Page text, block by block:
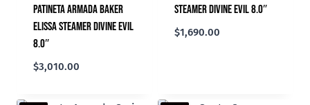
Patineta Armada Baker
Elissa Steamer Divine Evil
8.0″
$3,010.00
Steamer Divine Evil 8.0″
$1,690.00